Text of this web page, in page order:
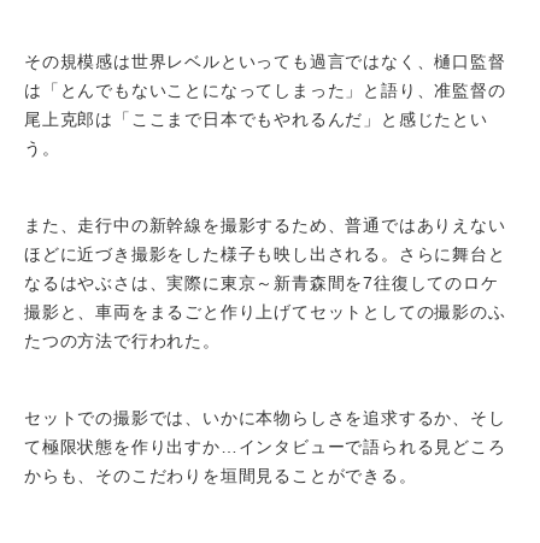
その規模感は世界レベルといっても過言ではなく、樋口監督
は「とんでもないことになってしまった」と語り、准監督の
尾上克郎は「ここまで日本でもやれるんだ」と感じたとい
う。
また、走行中の新幹線を撮影するため、普通ではありえない
ほどに近づき撮影をした様子も映し出される。さらに舞台と
なるはやぶさは、実際に東京～新青森間を7往復してのロケ
撮影と、車両をまるごと作り上げてセットとしての撮影のふ
たつの方法で行われた。
セットでの撮影では、いかに本物らしさを追求するか、そし
て極限状態を作り出すか…インタビューで語られる見どころ
からも、そのこだわりを垣間見ることができる。